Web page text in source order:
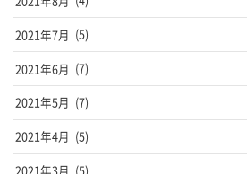
2021年7月 (5)
2021年6月 (7)
2021年5月 (7)
2021年4月 (5)
2021年3月 (5)